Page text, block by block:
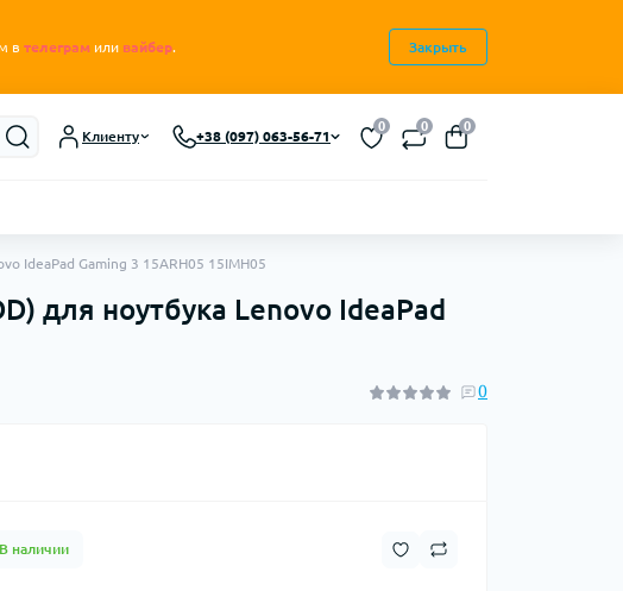
в телеграм или вайбер. Закрыть
Клиенту +38 (097) 063-56-71
0 0 0
IdeaPad Gaming 3 15ARH05 15IMH05
для ноутбука Lenovo IdeaPad
0
В наличии